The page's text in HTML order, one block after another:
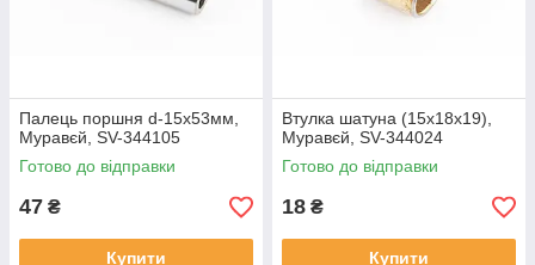
Палець поршня d-15х53мм,
Муравєй, SV-344105
Готово до відправки
47 ₴
Купити
Втулка шатуна (15х18х19),
Муравєй, SV-344024
Готово до відправки
18 ₴
Купити